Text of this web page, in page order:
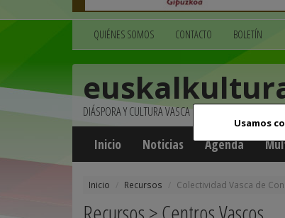
Usamos
QUIÉNES SOMOS CONTACTO BOLETÍN
DIÁSPORA Y CULTURA VASCA
Inicio Noticias Agenda
Inicio Recursos Colectividad Vasca de